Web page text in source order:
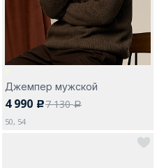
Джемпер мужской
4 990 c7 130a
50, 54